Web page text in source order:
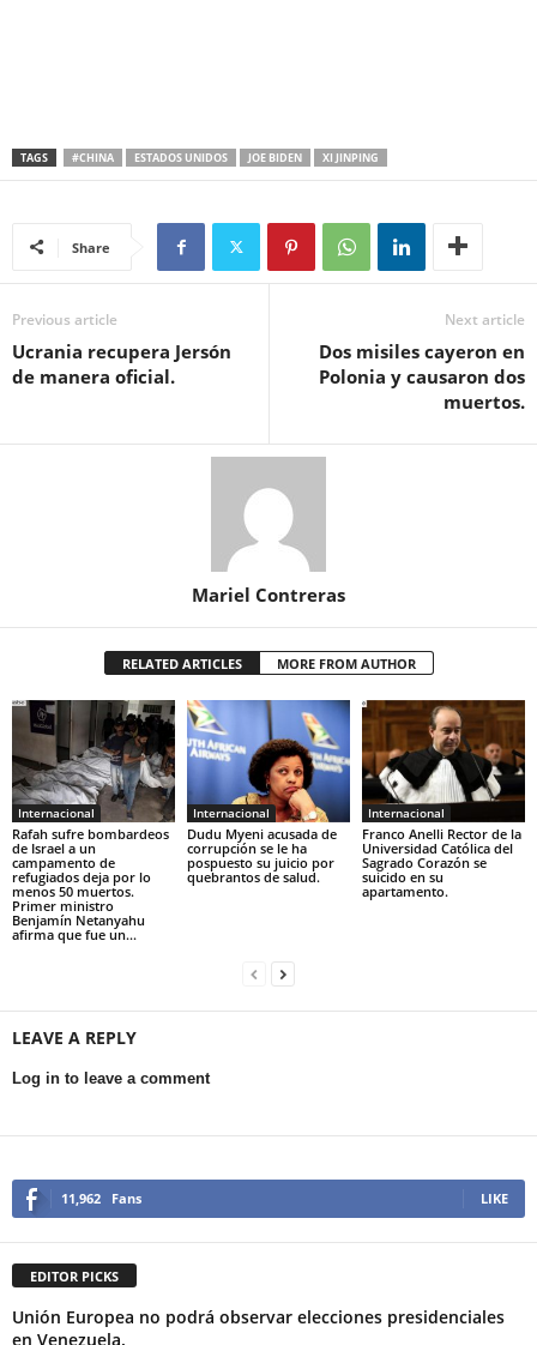
TAGS #CHINA ESTADOS UNIDOS JOE BIDEN XI JINPING
Share
Previous article
Ucrania recupera Jersón
de manera oficial.
Next article
Dos misiles cayeron en
Polonia y causaron dos
muertos.
Mariel Contreras
RELATED ARTICLES MORE FROM AUTHOR
Internacional
Rafah sufre bombardeos
de Israel a un
campamento de
refugiados deja por lo
menos 50 muertos.
Primer ministro
Benjamín Netanyahu
afirma que fue un...
Internacional
Dudu Myeni acusada de
corrupción se le ha
pospuesto su juicio por
quebrantos de salud.
Internacional
Franco Anelli Rector de la
Universidad Católica del
Sagrado Corazón se
suicido en su
apartamento.
LEAVE A REPLY
Log in to leave a comment
11,962 Fans LIKE
EDITOR PICKS
Unión Europea no podrá observar elecciones presidenciales
en Venezuela.